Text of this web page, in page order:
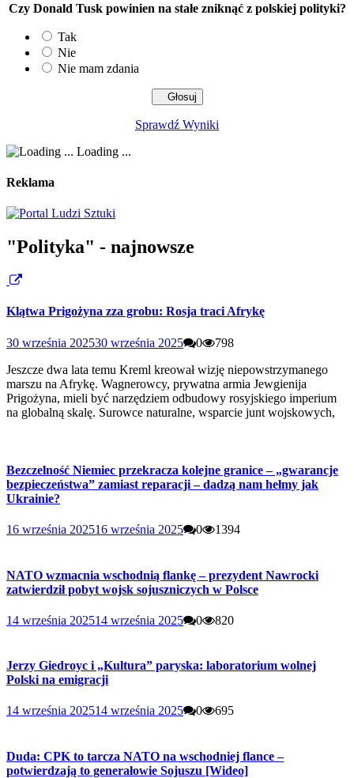
Czy Donald Tusk powinien na stałe zniknąć z polskiej polityki?
Tak
Nie
Nie mam zdania
Sprawdź Wyniki
Loading ...
Reklama
"Polityka" - najnowsze
Klątwa Prigożyna zza grobu: Rosja traci Afrykę
30 września 202530 września 2025 0
798
Jeszcze dwa lata temu Kreml kreował wizję niepowstrzymanego
marszu na Afrykę. Wagnerowcy, prywatna armia Jewgienija
Prigożyna, mieli być narzędziem odbudowy rosyjskiego imperium
na globalną skalę. Surowce naturalne, wsparcie junt wojskowych,
Bezczelność Niemiec przekracza kolejne granice – „gwarancje
bezpieczeństwa” zamiast reparacji – dadzą nam hełmy jak
Ukrainie?
16 września 202516 września 2025 0 1394
NATO wzmacnia wschodnią flankę – prezydent Nawrocki
zatwierdził pobyt wojsk sojuszniczych w Polsce
14 września 202514 września 2025 0 820
Jerzy Giedroyc i „Kultura” paryska: laboratorium wolnej
Polski na emigracji
14 września 202514 września 2025 0 695
Duda: CPK to tarcza NATO na wschodniej flance –
potwierdzają to generałowie Sojuszu [Wideo]